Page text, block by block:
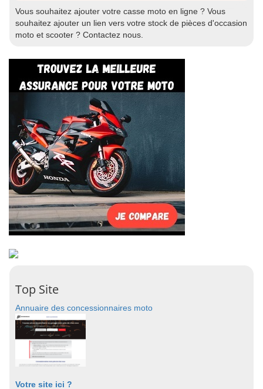
Vous souhaitez ajouter votre casse moto en ligne ? Vous
souhaitez ajouter un lien vers votre stock de pièces d'occasion
moto et scooter ? Contactez nous.
Top Site
Annuaire des concessionnaires moto
Votre site ici ?